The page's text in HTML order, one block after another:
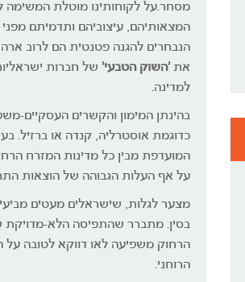
מסחר.על לקוחותינו מוטלת המשימה
המצאותיהם, עיצוביהם ותדמיתם
הנבחרים להגנה פטנטית הם לרוב
את'השוק הטבעי' של חברות
למדינה.
בהינתן המימון והקשרים העסקיים-
כדוגמת אוסטרליה, קנדה או ברזיל.
המועדפת מבין כל מדינות המזרח
על אף העלות הגבוהה של הוצאות
מצער לגלות, שישראלים מעטים מביעים
בסין. מתברר שהתפיסה הלא-
הרחוק משפיעה לאו דווקא לטובה על
הרוחני.